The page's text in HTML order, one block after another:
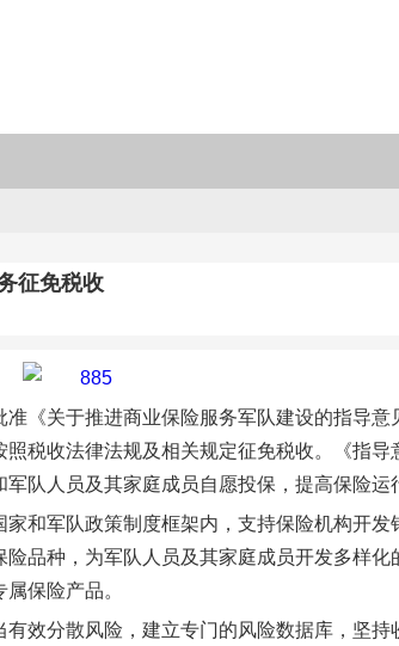
征免税收
准《关于推进商业保险服务军队建设的指导
照税收法律法规及相关规定征免税收。《指
队人员及其家庭成员自愿投保，提高保险运
家和军队政策制度框架内，支持保险机构开
险品种，为军队人员及其家庭成员开发多样
保险产品。
有效分散风险，建立专门的风险数据库，坚